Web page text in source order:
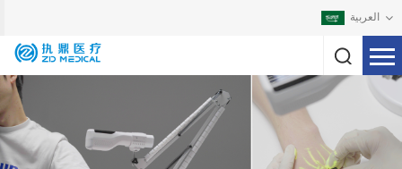
العربية